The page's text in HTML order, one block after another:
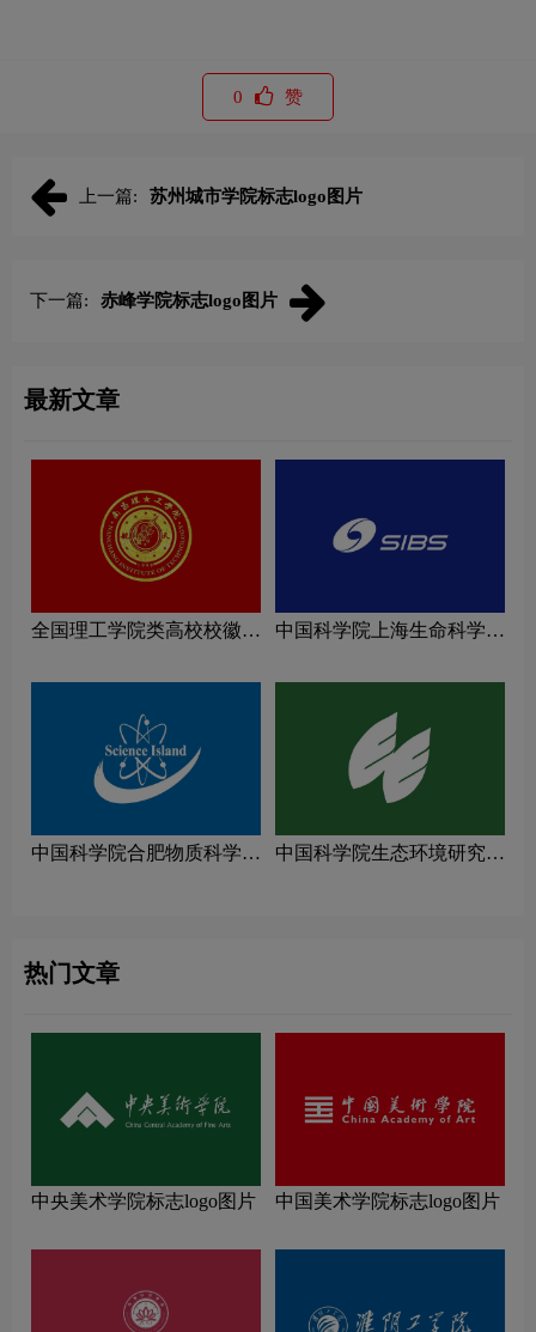
0 赞
上一篇: 苏州城市学院标志logo图片
下一篇: 赤峰学院标志logo图片
最新文章
全国理工学院类高校校徽设
中国科学院上海生命科学研
中国科学院合肥物质科学研
中国科学院生态环境研究中
热门文章
中央美术学院标志logo图片 中国美术学院标志logo图片